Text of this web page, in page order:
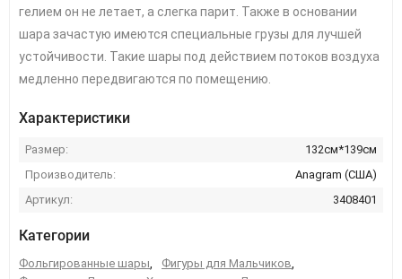
гелием он не летает, а слегка парит. Также в основании
шара зачастую имеются специальные грузы для лучшей
устойчивости. Такие шары под действием потоков воздуха
медленно передвигаются по помещению.
Характеристики
Размер:
132см*139см
Производитель:
Anagram (США)
Артикул:
3408401
Категории
Фольгированные шары, Фигуры для Мальчиков,